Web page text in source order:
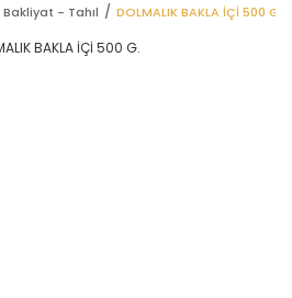
Bakliyat - Tahıl DOLMALIK BAKLA İÇİ 500 G.